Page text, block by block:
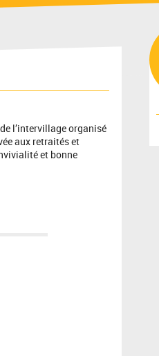
l’intervillage organisé
aux retraités et
et bonne